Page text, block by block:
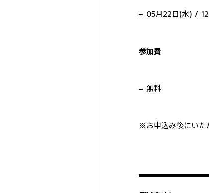
05月22日(水) /
参加費
無料
※お申込み後にいた